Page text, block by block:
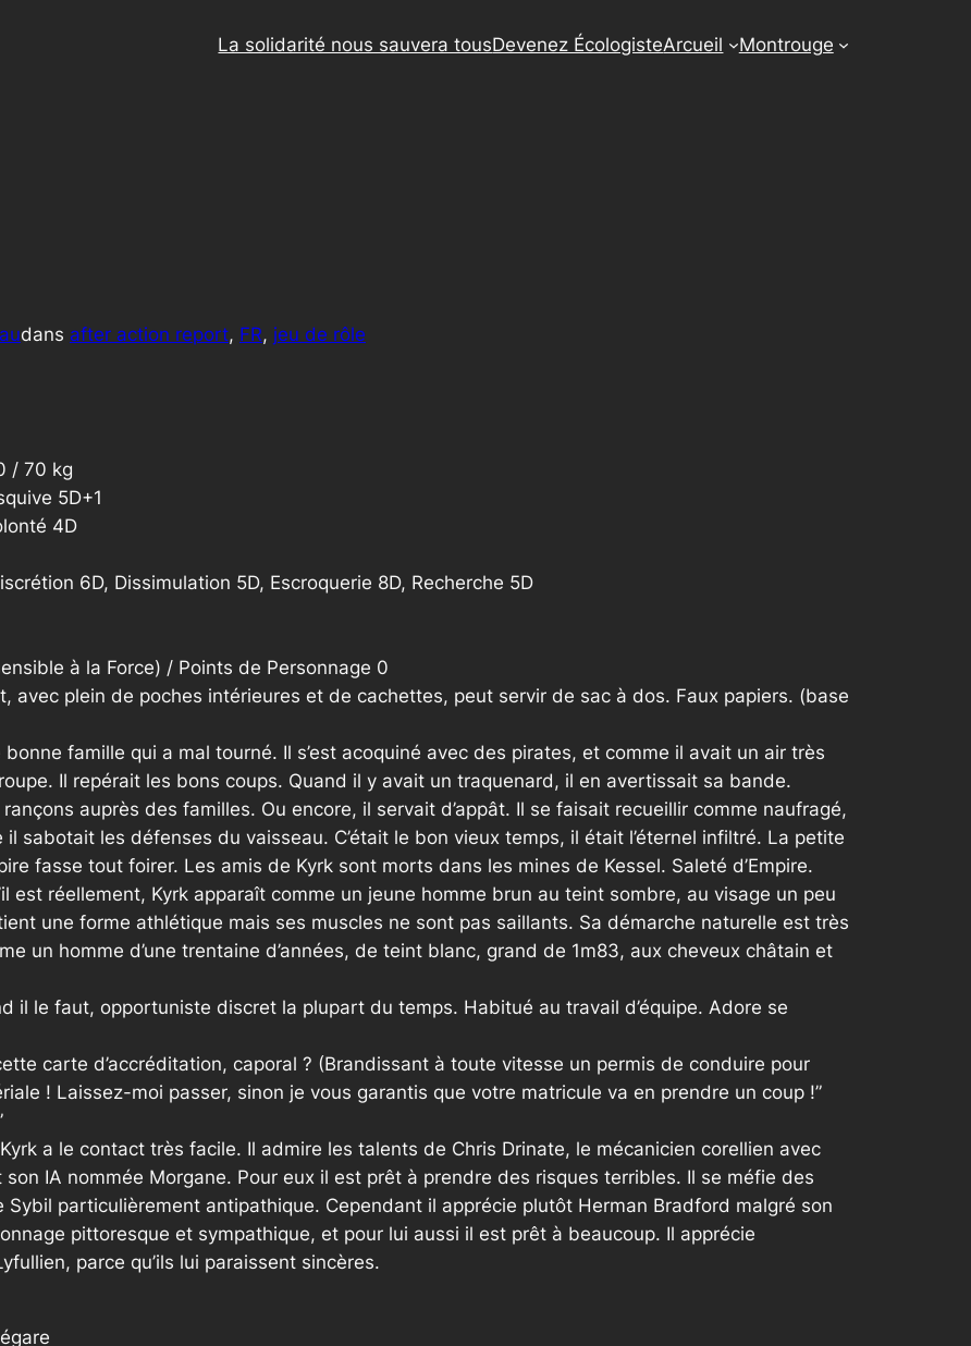
La solidarité nous sauvera tousDevenez ÉcologisteArcueil Montrouge
dans after action report, FR, jeu de rôle
/ 70 kg
5D+1
4D
6D, Dissimulation 5D, Escroquerie 8D, Recherche 5D
à la Force) / Points de Personnage 0
avec plein de poches intérieures et de cachettes, peut servir de sac à dos. Faux papiers. (base
famille qui a mal tourné. Il s’est acoquiné avec des pirates, et comme il avait un air très
Il repérait les bons coups. Quand il y avait un traquenard, il en avertissait sa bande.
auprès des familles. Ou encore, il servait d’appât. Il se faisait recueillir comme naufragé,
sabotait les défenses du vaisseau. C’était le bon vieux temps, il était l’éternel infiltré. La petite
fasse tout foirer. Les amis de Kyrk sont morts dans les mines de Kessel. Saleté d’Empire.
est réellement, Kyrk apparaît comme un jeune homme brun au teint sombre, au visage un peu
une forme athlétique mais ses muscles ne sont pas saillants. Sa démarche naturelle est très
un homme d’une trentaine d’années, de teint blanc, grand de 1m83, aux cheveux châtain et
il le faut, opportuniste discret la plupart du temps. Habitué au travail d’équipe. Adore se
carte d’accréditation, caporal ? (Brandissant à toute vitesse un permis de conduire pour
! Laissez-moi passer, sinon je vous garantis que votre matricule va en prendre un coup !”
Kyrk a le contact très facile. Il admire les talents de Chris Drinate, le mécanicien corellien avec
IA nommée Morgane. Pour eux il est prêt à prendre des risques terribles. Il se méfie des
Sybil particulièrement antipathique. Cependant il apprécie plutôt Herman Bradford malgré son
pittoresque et sympathique, et pour lui aussi il est prêt à beaucoup. Il apprécie
parce qu’ils lui paraissent sincères.